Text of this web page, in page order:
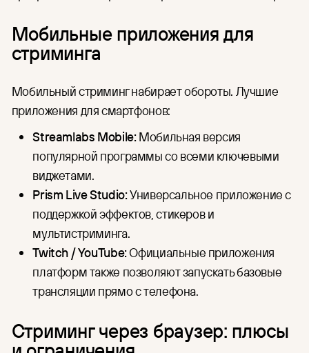
Мобильные приложения для
стриминга
Мобильный стриминг набирает обороты. Лучшие
приложения для смартфонов:
Streamlabs Mobile:Мобильная версия
популярной программы со всеми ключевыми
виджетами.
Prism Live Studio:Универсальное приложение с
поддержкой эффектов, стикеров и
мультистриминга.
Twitch / YouTube:Официальные приложения
платформ также позволяют запускать базовые
трансляции прямо с телефона.
Стриминг через браузер: плюсы